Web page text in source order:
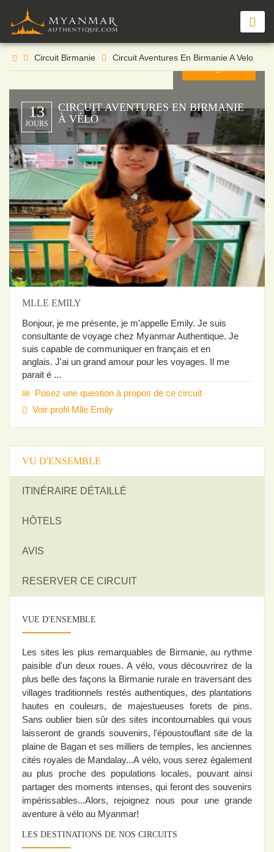
Circuit Birmanie Circuit Aventures En Birmanie A Velo
13
JOURS
CIRCUIT AVENTURES EN BIRMANIE
À VÉLO
À partir de
€pers
MLLE EMILY
Bonjour, je me présente, je m'appelle Emily. Je suis
consultante de voyage chez Myanmar Authentique. Je
suis capable de communiquer en français et en
anglais. J'ai un grand amour pour les voyages. Il me
parait é ...
Posez une question à propos de ce circuit
Voir profil Mlle Emily
VU D'ENSEMBLE
ITINÉRAIRE DÉTAILLÉ
HÔTELS
AVIS
RESERVER CE CIRCUIT
VUE D'ENSEMBLE
Les sites les plus remarquables de Birmanie, au rythme
paisible d'un deux roues. A vélo, vous découvrirez de la
plus belle des façons la Birmanie rurale en traversant des
villages traditionnels restés authentiques, des plantations
hautes en couleurs, de majestueuses forets de pins.
Sans oublier bien sûr des sites incontournables qui vous
laisseront de grands souvenirs, l'époustouflant site de la
plaine de Bagan et ses milliers de temples, les anciennes
cités royales de Mandalay...A vélo, vous serez également
au plus proche des populations locales, pouvant ainsi
partager des moments intenses, qui feront des souvenirs
impérissables...Alors, rejoignez nous pour une grande
aventure à vélo au Myanmar!
LES DESTINATIONS DE NOS CIRCUITS